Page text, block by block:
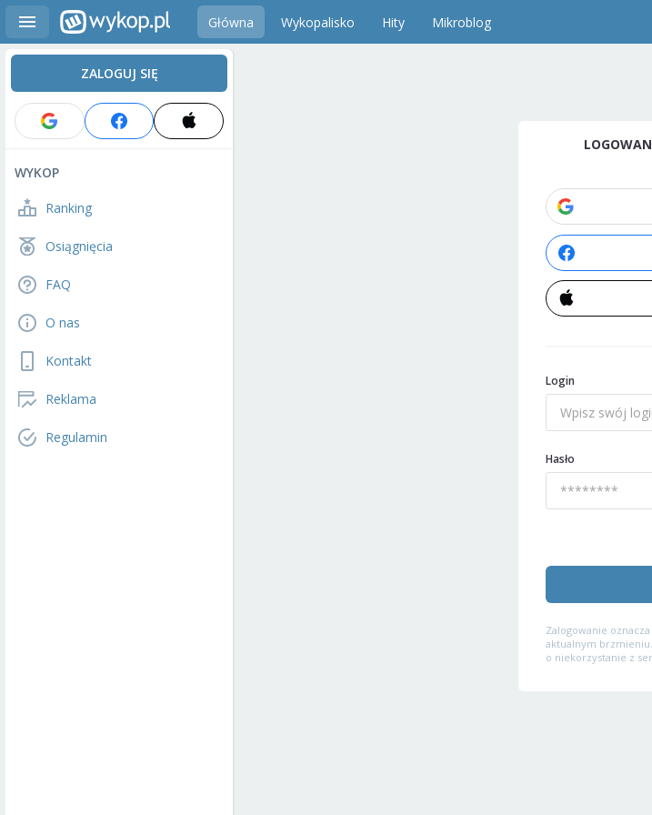
Główna Wykopalisko Hity Mikroblog
ZALOGUJ SIĘ
WYKOP
Ranking
Osiągnięcia
FAQ
O nas
Kontakt
Reklama
Regulamin
Login
Hasło
Zalogowanie
aktualnym
o niekorzystanie z